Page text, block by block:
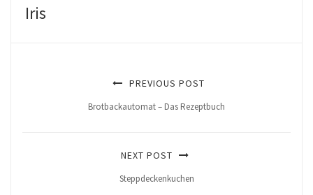
Iris
PREVIOUS POST
Brotbackautomat – Das Rezeptbuch
NEXT POST
Steppdeckenkuchen